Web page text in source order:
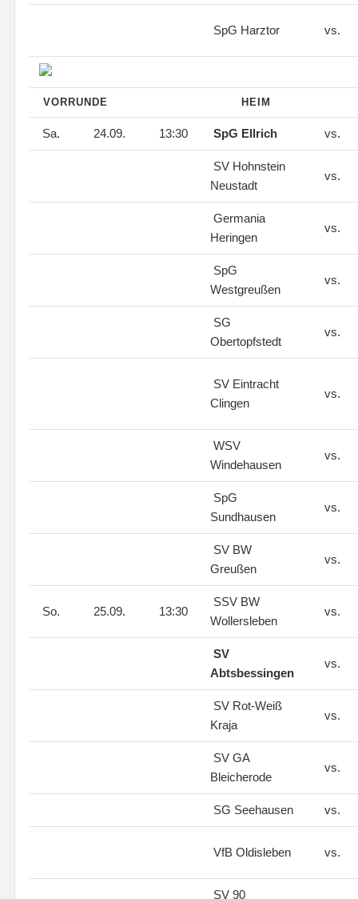
SpG Harztor vs.
VORRUNDE HEIM
Sa. 24.09. 13:30 SpG Ellrich vs.
SV Hohnstein
Neustadt
vs.
Germania
Heringen
vs.
SpG
Westgreußen
vs.
SG
Obertopfstedt
vs.
SV Eintracht
Clingen
vs.
WSV
Windehausen
vs.
SpG
Sundhausen
vs.
SV BW
Greußen
vs.
So. 25.09. 13:30
SSV BW
Wollersleben
vs.
SV
Abtsbessingen
vs.
SV Rot-Weiß
Kraja
vs.
SV GA
Bleicherode
vs.
SG Seehausen vs.
VfB Oldisleben vs.
SV 90